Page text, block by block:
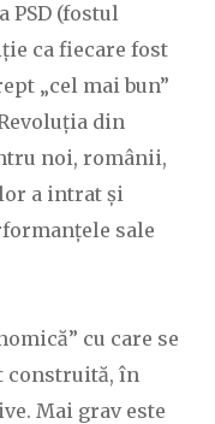
PSD (fostul
ca fiecare fost
„cel mai bun”
din
noi, românii,
a intrat și
sale
cu care se
construită, în
Mai grav este